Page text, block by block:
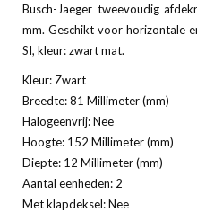
Busch-Jaeger tweevoudig
mm. Geschikt voor horizontale
SI, kleur: zwart mat.
Kleur: Zwart
Breedte: 81 Millimeter (mm)
Halogeenvrij: Nee
Hoogte: 152 Millimeter (mm)
Diepte: 12 Millimeter (mm)
Aantal eenheden: 2
Met klapdeksel: Nee